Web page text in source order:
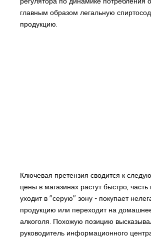
главным образом легальную
продукцию.
Ключевая претензия сводится к
цены в магазинах растут быстро, часть
уходит в "серую" зону - покупает
продукцию или переходит на
алкоголя. Похожую позицию
руководитель информационного